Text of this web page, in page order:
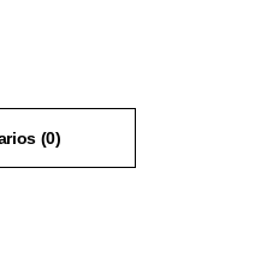
Ver comentarios (0)